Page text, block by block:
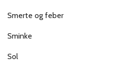
Smerte og feber
Sminke
Sol